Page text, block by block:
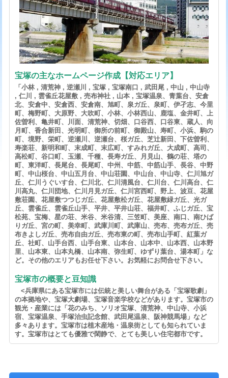
宝塚の主なホームページ作成【対応エリア】
「小林 , 清荒神 , 逆瀬川 , 宝塚 , 宝塚南口 , 武田尾 , 中山 , 中山寺
, 仁川 , 雲雀丘花屋敷 , 売布神社 , 山本 , 宝塚温泉、青葉台、安倉
北、安倉中、安倉西、安倉南、旭町、泉ガ丘、泉町、伊孑志、今里
町、梅野町、大原野、大吹町、小林、小林西山、鹿塩、金井町、上
佐曽利、亀井町、川面、清荒神、切畑、口谷西、口谷東、蔵人、向
月町、香合新田、光明町、御所の前町、御殿山、寿町、小浜、駒の
町、境野、栄町、逆瀬川、逆瀬台、桜ガ丘、芝辻新田、下佐曽利、
寿楽荘、新明和町、末成町、末広町、すみれガ丘、大成町、高司、
高松町、谷口町、玉瀬、千種、長寿ガ丘、月見山、鶴の荘、塔の
町、東洋町、長尾台、長尾町、中州、中筋、中筋山手、長谷、中野
町、中山桜台、中山五月台、中山荘園、中山台、中山寺、仁川旭ガ
丘、仁川うぐいす台、仁川北、仁川清風台、仁川台、仁川高台、仁
川高丸、仁川団地、仁川月見ガ丘、仁川宮西町、野上、波豆、花屋
敷荘園、花屋敷つつじガ丘、花屋敷松ガ丘、花屋敷緑ガ丘、光ガ
丘、雲雀丘、雲雀丘山手、平井、平井山荘、福井町、ふじガ丘、宝
松苑、宝梅、星の荘、米谷、米谷清、三笠町、美座、南口、南ひば
りガ丘、宮の町、美幸町、武庫川町、武庫山、売布、売布ガ丘、売
布きよしガ丘、売布自由ガ丘、売布東の町、売布山手町、紅葉ガ
丘、社町、山手台西、山手台東、山本台、山本中、山本西、山本野
里、山本東、山本丸橋、山本南、弥生町、ゆずり葉台、湯本町」な
ど。その他のエリアもお任せ下さい。お気軽にお問合せ下さい。
宝塚市の概要と豆知識
<兵庫県にある宝塚市には伝統と美しい舞台がある「宝塚歌劇」
の本拠地や、宝塚大劇場、宝塚音楽学校などがあります。宝塚市の
観光・産業には「花のみち、ソリオ宝塚、清荒神、中山寺、小浜
宿、宝塚温泉、手塚治虫記念館、武田尾温泉、阪神競馬場」など
多々あります。宝塚市は植木産地・温泉街としても知られていま
す。宝塚市はとても優雅で閑静で、とても美しい住宅都市です。